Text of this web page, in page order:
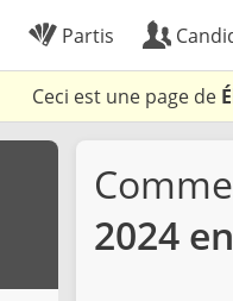
Partis
Ceci est une page de
2024